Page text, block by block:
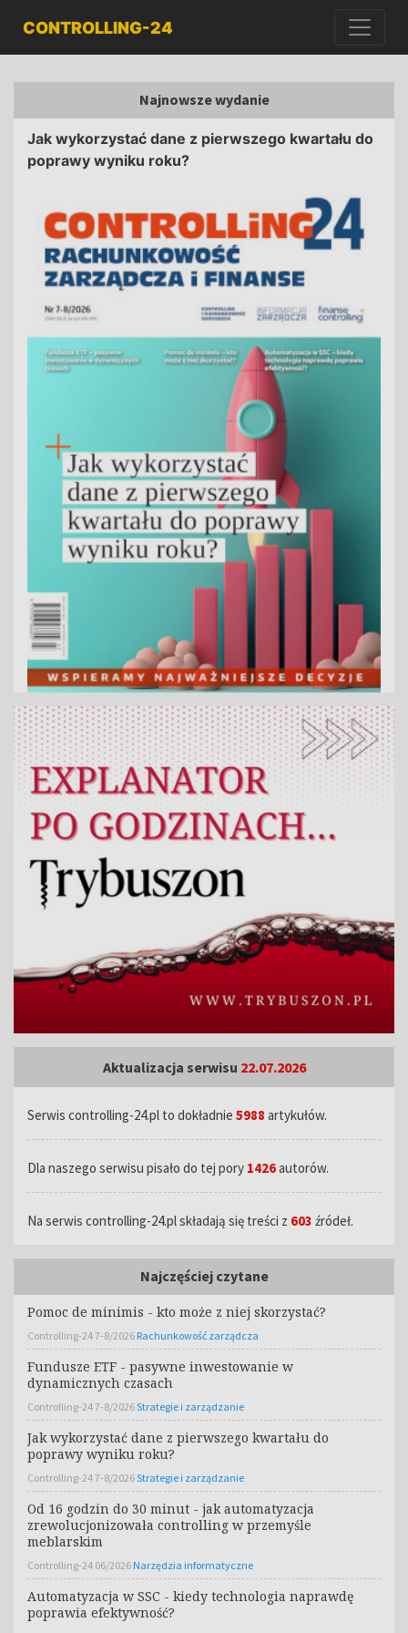
CONTROLLING-24
Najnowsze wydanie
Jak wykorzystać dane z pierwszego kwartału do
poprawy wyniku roku?
Aktualizacja serwisu 22.07.2026
Serwis controlling-24.pl to dokładnie 5988 artykułów.
Dla naszego serwisu pisało do tej pory 1426autorów.
Na serwis controlling-24.pl składają się treści z 603 źródeł.
Najczęściej czytane
Pomoc de minimis - kto może z niej skorzystać?
Controlling-24 7-8/2026 Rachunkowość zarządcza
Fundusze ETF - pasywne inwestowanie w
dynamicznych czasach
Controlling-24 7-8/2026Strategie i zarządzanie
Jak wykorzystać dane z pierwszego kwartału do
poprawy wyniku roku?
Controlling-24 7-8/2026Strategie i zarządzanie
Od 16 godzin do 30 minut - jak automatyzacja
zrewolucjonizowała controlling w przemyśle
meblarskim
Controlling-24 06/2026 Narzędzia informatyczne
Automatyzacja w SSC - kiedy technologia naprawdę
poprawia efektywność?